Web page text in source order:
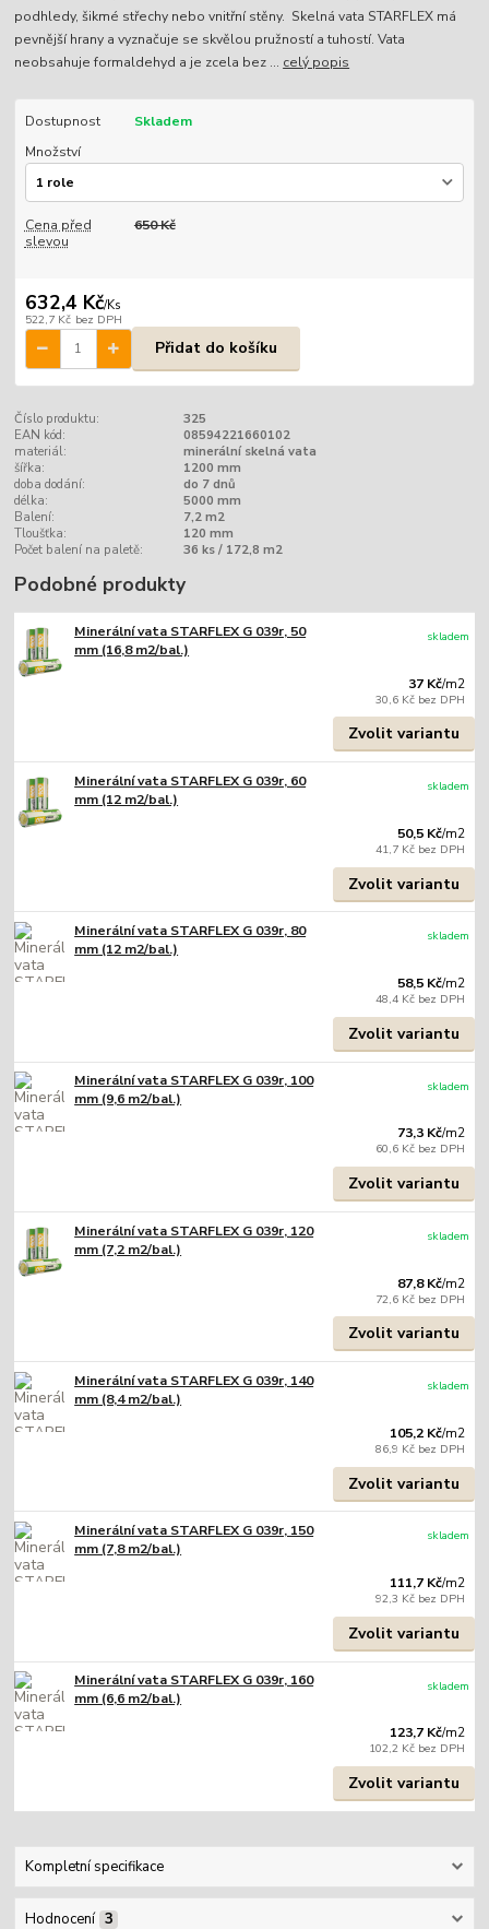
podhledy, šikmé střechy nebo vnitřní stěny. Skelná vata STARFLEX má
pevnější hrany a vyznačuje se skvělou pružností a tuhostí. Vata
neobsahuje formaldehyd a je zcela bez ... celý popis
Dostupnost
Skladem
Množství
Cena před
slevou
650 Kč
632,4 Kč/Ks
522,7 Kč bez DPH
Přidat do košíku
Číslo produktu:
325
EAN kód:
08594221660102
materiál:
minerální skelná vata
šířka:
1200 mm
doba dodání:
do 7 dnů
délka:
5000 mm
Balení:
7,2 m2
Tloušťka:
120 mm
Počet balení na paletě:
36 ks / 172,8 m2
Podobné produkty
Minerální vata STARFLEX G 039r, 50
mm (16,8 m2/bal.)
37 Kč/m2
30,6 Kč bez DPH
skladem
Zvolit variantu
Minerální vata STARFLEX G 039r, 60
mm (12 m2/bal.)
50,5 Kč/m2
41,7 Kč bez DPH
skladem
Zvolit variantu
Minerální vata STARFLEX G 039r, 80
mm (12 m2/bal.)
58,5 Kč/m2
48,4 Kč bez DPH
skladem
Zvolit variantu
Minerální vata STARFLEX G 039r, 100
mm (9,6 m2/bal.)
73,3 Kč/m2
60,6 Kč bez DPH
skladem
Zvolit variantu
Minerální vata STARFLEX G 039r, 120
mm (7,2 m2/bal.)
87,8 Kč/m2
72,6 Kč bez DPH
skladem
Zvolit variantu
Minerální vata STARFLEX G 039r, 140
mm (8,4 m2/bal.)
105,2 Kč/m2
86,9 Kč bez DPH
skladem
Zvolit variantu
Minerální vata STARFLEX G 039r, 150
mm (7,8 m2/bal.)
111,7 Kč/m2
92,3 Kč bez DPH
skladem
Zvolit variantu
Minerální vata STARFLEX G 039r, 160
mm (6,6 m2/bal.)
123,7 Kč/m2
102,2 Kč bez DPH
skladem
Zvolit variantu
Kompletní specifikace
Hodnocení 3